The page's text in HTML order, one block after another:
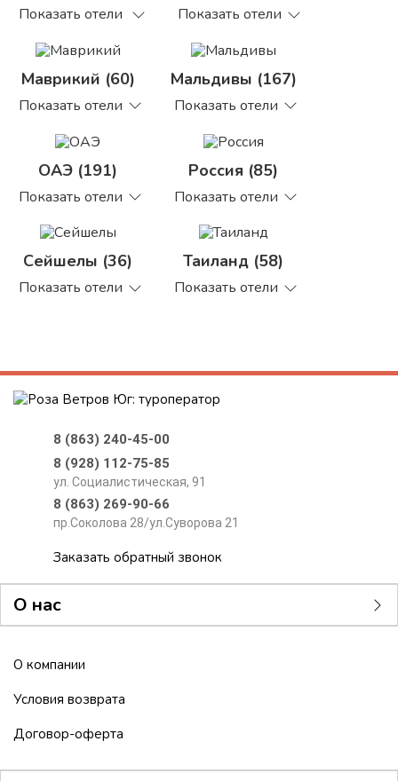
Показать отели Показать отели
Маврикий (60)
Показать отели
Мальдивы (167)
Показать отели
ОАЭ (191)
Показать отели
Россия (85)
Показать отели
Сейшелы (36)
Показать отели
Таиланд (58)
Показать отели
8 (863) 240-45-00
8 (928) 112-75-85
ул. Социалистическая, 91
8 (863) 269-90-66
пр.Соколова 28/ул.Суворова 21
Заказать обратный звонок
О нас
О компании
Условия возврата
Договор-оферта